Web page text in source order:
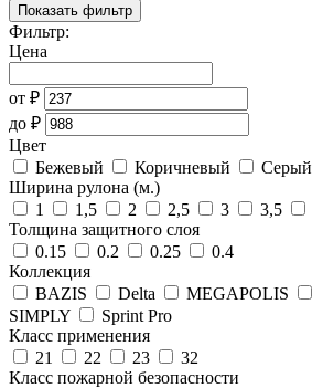
Показать фильтр
Фильтр:
Цена
от ₽
до ₽
Цвет
Бежевый
Коричневый
Серый
Ширина рулона (м.)
1
1,5 2 2,5 3 3,5
Толщина защитного слоя
0.15
0.2 0.25
0.4
Коллекция
BAZIS
Delta MEGAPOLIS
SIMPLY
Sprint Pro
Класс применения
21
22 23
32
Класс пожарной безопасности